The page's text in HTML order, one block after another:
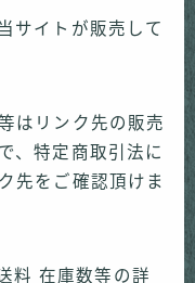
サイトが販売して
はリンク先の販売
、特定商取引法に
先をご確認頂けま
料 在庫数等の詳